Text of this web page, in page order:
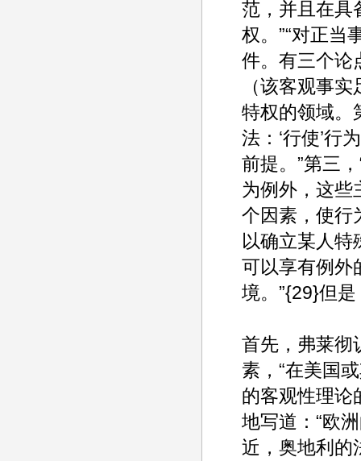
范，并且在具
权。”“对正当
件。有三个论
（该客观事
特权的领域。
法：‘行使’行
前提。”第三
为例外，这些
个因素，使行
以确立某人
可以享有例外
境。”{29}但
首先，弗莱彻
素，“在美国
的客观性理论
地写道：“欧
近，奥地利的